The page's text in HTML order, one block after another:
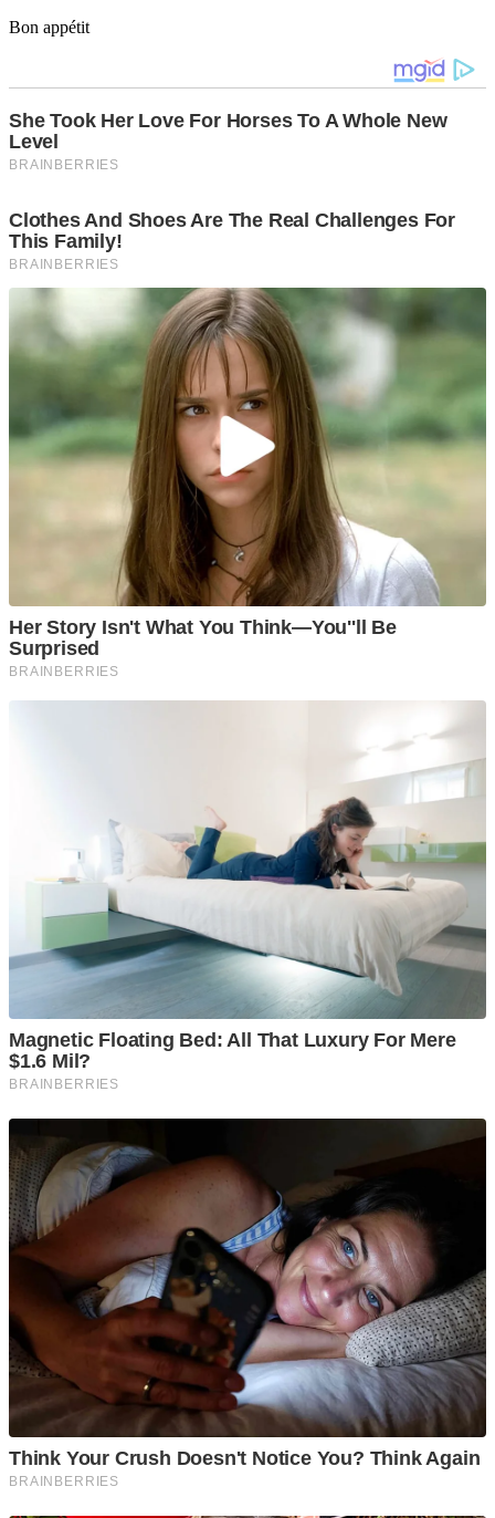
Bon appétit